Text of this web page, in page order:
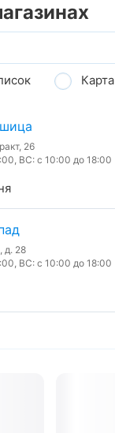
Карта
26
ВС: с 10:00 до 18:00
д. 28
ВС: с 10:00 до 18:00